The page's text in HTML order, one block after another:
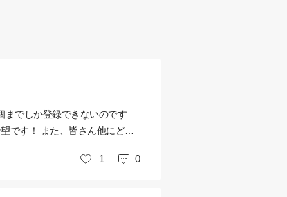
でしか登録できないのです
です！ また、皆さん他にどの
いいね
1 0